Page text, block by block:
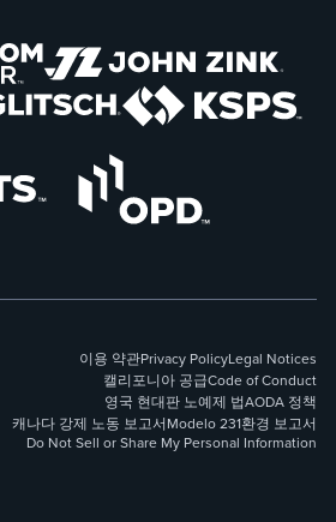
이용 약관Privacy PolicyLegal Notices
캘리포니아 공급Code of Conduct
영국 현대판 노예제 법AODA 정책
캐나다 강제 노동 보고서Modelo 231환경 보고서
Do Not Sell or Share My Personal Information